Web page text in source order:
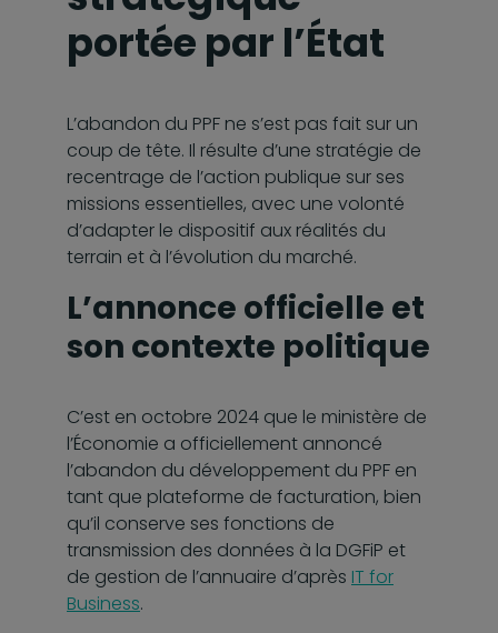
portée par l’État
L’abandon du PPF ne s’est pas fait sur un
coup de tête. Il résulte d’une stratégie de
recentrage de l’action publique sur ses
missions essentielles, avec une volonté
d’adapter le dispositif aux réalités du
terrain et à l’évolution du marché.
L’annonce officielle et
son contexte politique
C’est en octobre 2024 que le ministère de
l’Économie a officiellement annoncé
l’abandon du développement du PPF en
tant que plateforme de facturation, bien
qu’il conserve ses fonctions de
transmission des données à la DGFiP et
de gestion de l’annuaire d’après IT for
Business.